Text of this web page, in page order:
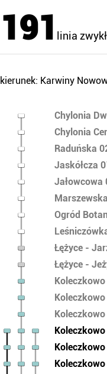
191 linia
kierunek: Karwiny
Chylonia
Chylonia
Raduńska
Jaskółcza
Jałowcowa
Ogród
Łężyce -
Łężyce -
Koleczkowo